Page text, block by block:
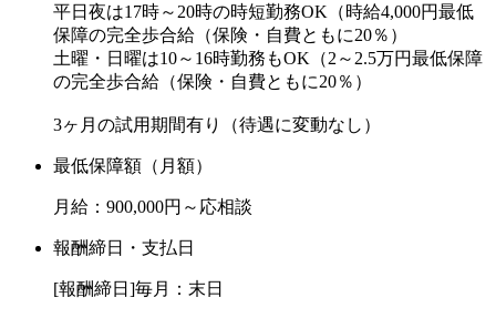
平日夜は17時～20時の時短勤務OK（時給4,000円最低
保障の完全歩合給（保険・自費ともに20％）
土曜・日曜は10～16時勤務もOK（2～2.5万円最低保障
の完全歩合給（保険・自費ともに20％）
3ヶ月の試用期間有り（待遇に変動なし）
最低保障額（月額）
月給：900,000円～応相談
報酬締日・支払日
[報酬締日]毎月：末日